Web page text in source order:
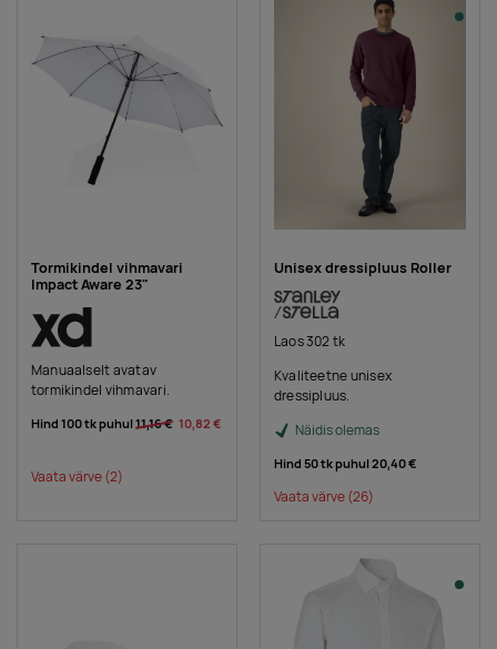
Tormikindel vihmavari
Impact Aware 23"
Manuaalselt avatav
tormikindel vihmavari.
Hind 100 tk puhul11,16 € 10,82 €
Vaata värve(2)
Unisex dressipluus Roller
Laos 302 tk
Kvaliteetne unisex
dressipluus.
Näidis olemas
Hind 50 tk puhul20,40 €
Vaata värve(26)